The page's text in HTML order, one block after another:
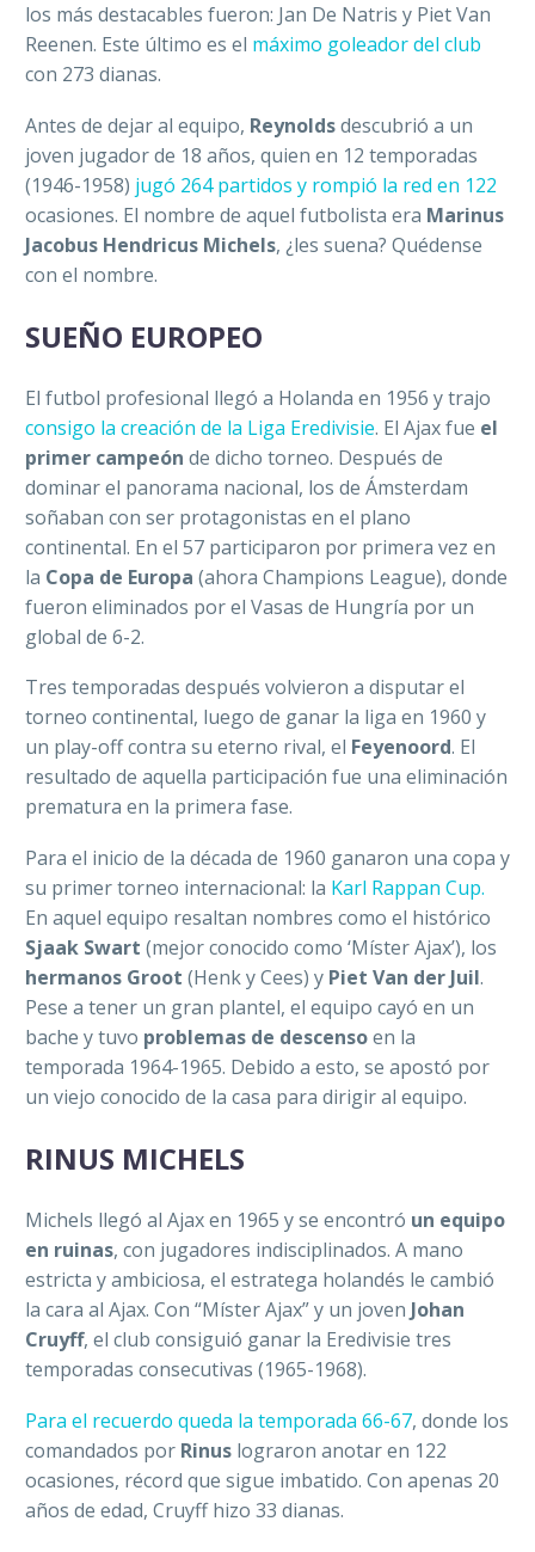
los más destacables fueron: Jan De Natris y Piet Van
Reenen. Este último es el máximo goleador del club
con 273 dianas.
Antes de dejar al equipo, Reynoldsdescubrió a un
joven jugador de 18 años, quien en 12 temporadas
(1946-1958) jugó 264 partidos y rompió la red en 122
ocasiones. El nombre de aquel futbolista era Marinus
Jacobus Hendricus Michels, ¿les suena? Quédense
con el nombre.
SUEÑO EUROPEO
El futbol profesional llegó a Holanda en 1956 y trajo
consigo la creación de la Liga Eredivisie. El Ajax fue el
primer campeón de dicho torneo. Después de
dominar el panorama nacional, los de Ámsterdam
soñaban con ser protagonistas en el plano
continental. En el 57 participaron por primera vez en
la Copa de Europa (ahora Champions League), donde
fueron eliminados por el Vasas de Hungría por un
global de 6-2.
Tres temporadas después volvieron a disputar el
torneo continental, luego de ganar la liga en 1960 y
un play-off contra su eterno rival, el Feyenoord. El
resultado de aquella participación fue una eliminación
prematura en la primera fase.
Para el inicio de la década de 1960 ganaron una copa y
su primer torneo internacional: la Karl Rappan Cup.
En aquel equipo resaltan nombres como el histórico
Sjaak Swart (mejor conocido como ‘Míster Ajax’), los
hermanos Groot (Henk y Cees) y Piet Van der Juil.
Pese a tener un gran plantel, el equipo cayó en un
bache y tuvo problemas de descensoen la
temporada 1964-1965. Debido a esto, se apostó por
un viejo conocido de la casa para dirigir al equipo.
RINUS MICHELS
Michels llegó al Ajax en 1965 y se encontró un equipo
en ruinas, con jugadores indisciplinados. A mano
estricta y ambiciosa, el estratega holandés le cambió
la cara al Ajax. Con “Míster Ajax” y un joven Johan
Cruyff, el club consiguió ganar la Eredivisie tres
temporadas consecutivas (1965-1968).
Para el recuerdo queda la temporada 66-67, donde los
comandados por Rinus lograron anotar en 122
ocasiones, récord que sigue imbatido. Con apenas 20
años de edad, Cruyff hizo 33 dianas.